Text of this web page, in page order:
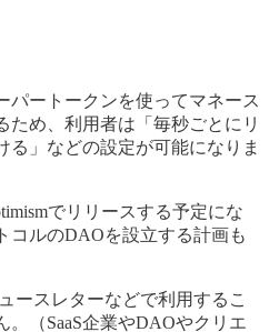
パートークンを使ってマネース
ため、利用者は「毎秒ごとにリ
る」などの設定が可能になりま
でリリースする予定にな
コルのDAOを設立する計画も
ースレターなどで利用するこ
。（SaaS企業やDAOやクリエ